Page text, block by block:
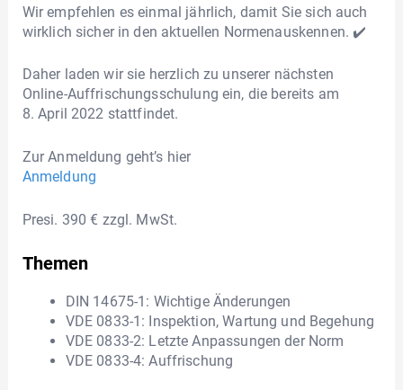
Wir empfehlen es einmal jährlich, damit Sie sich auch
wirklich sicher in den aktuellen Normenauskennen. ✔️
Daher laden wir sie herzlich zu unserer nächsten
Online-Auffrischungsschulung ein, die bereits am
8. April 2022 stattfindet.
Zur Anmeldung geht’s hier
Anmeldung
Presi. 390 € zzgl. MwSt.
Themen
DIN 14675-1: Wichtige Änderungen
VDE 0833-1: Inspektion, Wartung und Begehung
VDE 0833-2: Letzte Anpassungen der Norm
VDE 0833-4: Auffrischung